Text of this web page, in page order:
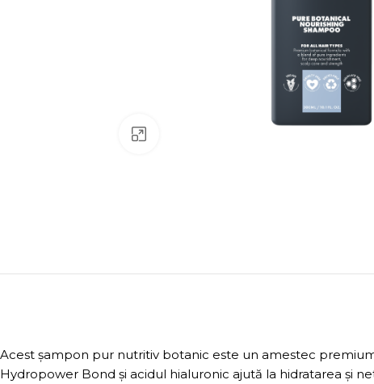
Acest șampon pur nutritiv botanic este un amestec
Hydropower Bond și acidul hialuronic ajută la hidratarea și